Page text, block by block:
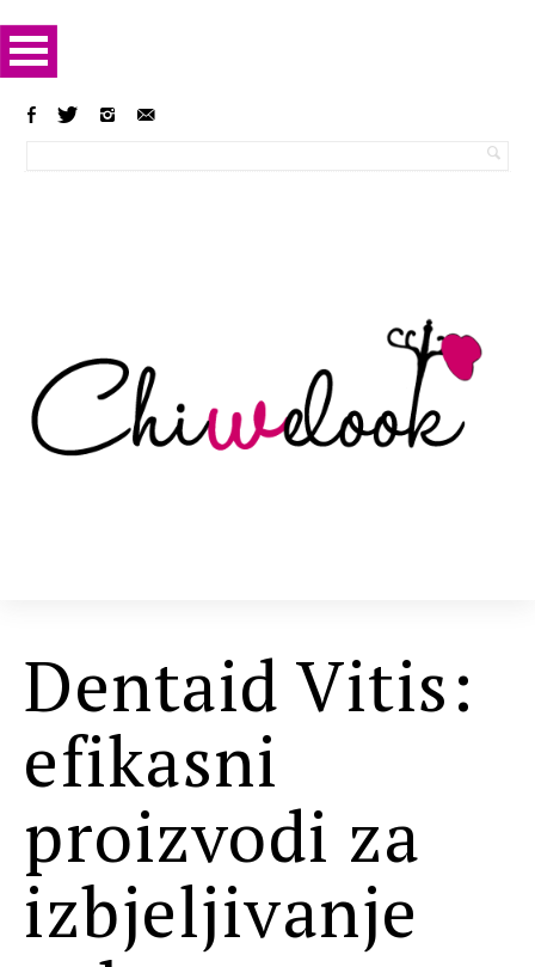
Dentaid Vitis:
efikasni
proizvodi za
izbjeljivanje